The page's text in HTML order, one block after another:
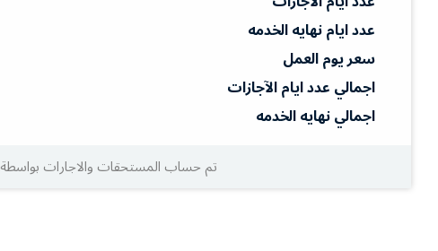
عدد ايام نهايه الخدمه
سعر يوم العمل
اجمالي عدد ايام الآجازات
اجمالي نهايه الخدمه
تم حساب المستحقات والاجارات بواسطة